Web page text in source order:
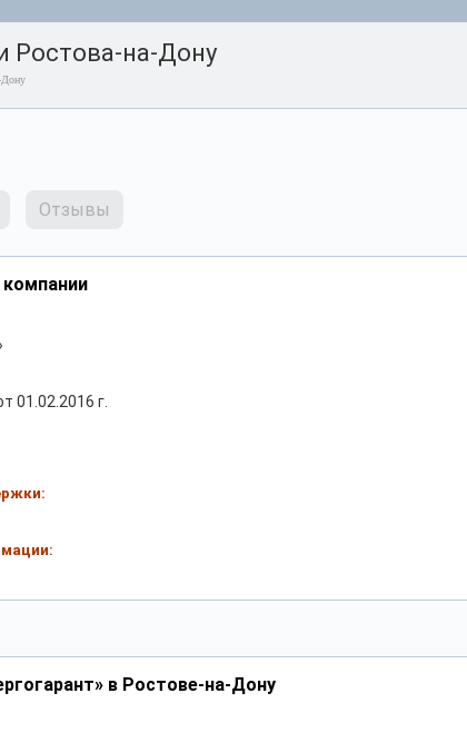
Ростова-на-Дону
Дону
Отзывы
01.02.2016 г.
в Ростове-на-Дону